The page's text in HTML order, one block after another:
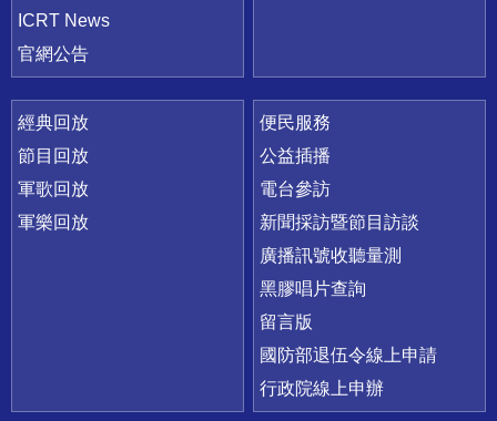
ICRT News
官網公告
經典回放
節目回放
軍歌回放
軍樂回放
便民服務
公益插播
電台參訪
新聞採訪暨節目訪談
廣播訊號收聽量測
黑膠唱片查詢
留言版
國防部退伍令線上申請
行政院線上申辦